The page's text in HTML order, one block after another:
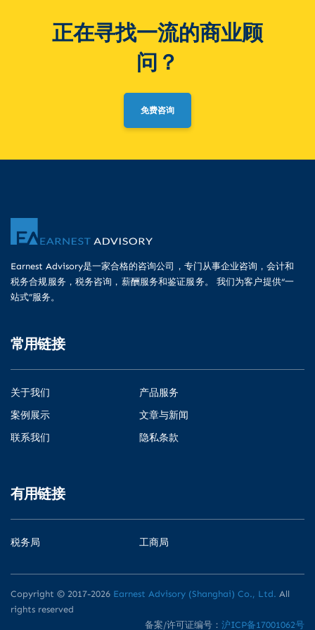
正在寻找一流的商业顾
问？
免费咨询
Earnest Advisory是一家合格的咨询公司，专门从事企业咨询，会计和
税务合规服务，税务咨询，薪酬服务和鉴证服务。 我们为客户提供“一
站式”服务。
常用链接
关于我们
产品服务
案例展示
文章与新闻
联系我们
隐私条款
有用链接
税务局 工商局
Copyright © 2017-2026 Earnest Advisory (Shanghai) Co., Ltd. All
rights reserved
备案/许可证编号： 沪ICP备17001062号